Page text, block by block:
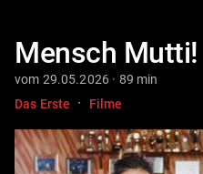
Mensch Mutti!
vom 29.05.2026 · 89 min
Das Erste
· Filme